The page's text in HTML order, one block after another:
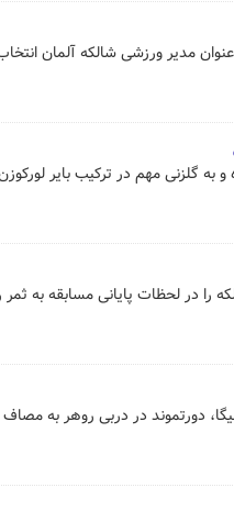
مدیر ورزشی شالکه آلمان
به گلزنی مهم در ترکیب بایر
را در لحظات پایانی مسابقه به ثمر
در دربی روهر به مصاف شالکه